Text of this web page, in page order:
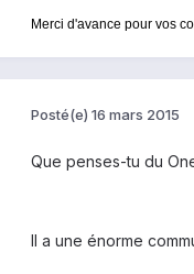
Merci d'avance pour vos
Posté(e) 16 mars 2015
Que penses-tu du
Il a une énorme